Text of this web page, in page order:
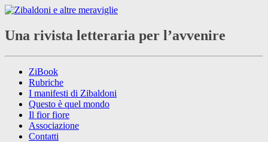
Una rivista letteraria per l’avvenire
ZiBook
Rubriche
I manifesti di Zibaldoni
Questo è quel mondo
Il fior fiore
Associazione
Contatti